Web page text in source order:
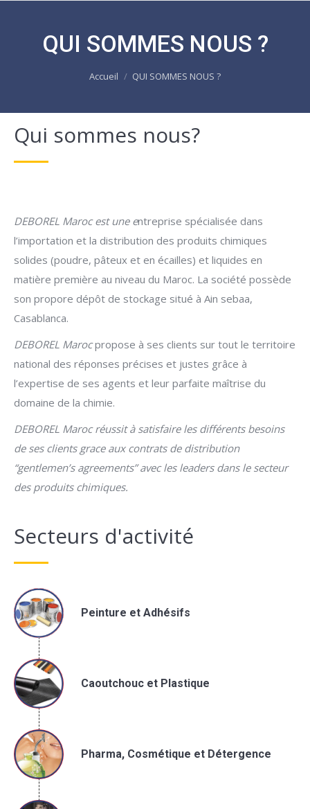
QUI SOMMES NOUS ?
Accueil QUI SOMMES NOUS ?
Qui sommes nous?
DEBOREL Maroc est une entreprise spécialisée dans
l’importation et la distribution des produits chimiques
solides (poudre, pâteux et en écailles) et liquides en
matière première au niveau du Maroc. La société possède
son propore dépôt de stockage situé à Ain sebaa,
Casablanca.
DEBOREL Marocpropose à ses clients sur tout le territoire
national des réponses précises et justes grâce à
l’expertise de ses agents et leur parfaite maîtrise du
domaine de la chimie.
DEBOREL Maroc réussità satisfaireles différents besoins
de sesclients grace aux contratsde distribution
“gentlemen’s agreements” avec les leaders dansle secteur
des produits chimiques.
Secteurs d'activité
Peinture et Adhésifs
Caoutchouc et Plastique
Pharma, Cosmétique et Détergence